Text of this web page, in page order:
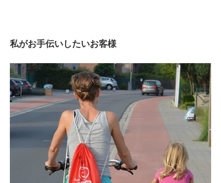
私がお手伝いしたいお客様